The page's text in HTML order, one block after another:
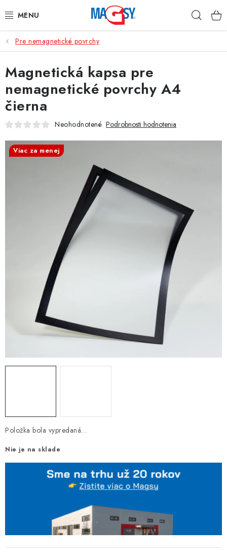
na
HLAVNÉ KATEGÓRIE
MAGNETICKÉ POMÔCKY
PRIEMYSELNÉ MAGNETY
OSTATNÉ MAGNETY
NEREZOVÉ MATERIÁLY
Obchodné podmienky
Ochrana osobných údajov
Pre nemagnetické povrchy
Položka bola vypredaná…
Nie je na sklade
Magnetická kapsa pre
nemagnetické povrchy A4
čierna
Neohodnotené Podrobnosti hodnotenia
Viac za menej